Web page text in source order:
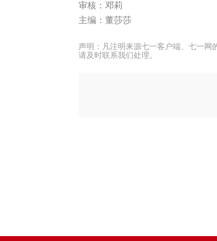
审核：邓莉
主编：董莎莎
声明：凡注明来源七一客户端、七一网
请及时联系我们处理。